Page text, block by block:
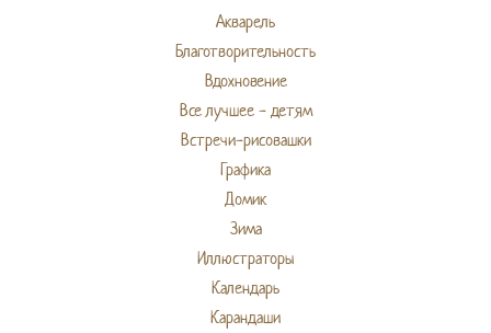
Акварель
Благотворительность
Вдохновение
Все лучшее - детям
Встречи-рисовашки
Графика
Домик
Зима
Иллюстраторы
Календарь
Карандаши